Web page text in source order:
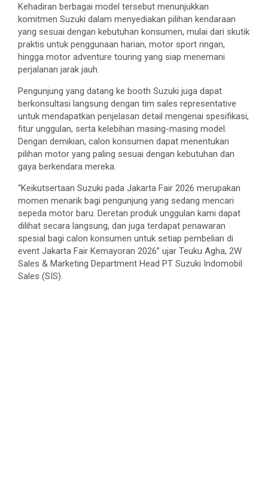
Kehadiran berbagai model tersebut menunjukkan
komitmen Suzuki dalam menyediakan pilihan kendaraan
yang sesuai dengan kebutuhan konsumen, mulai dari skutik
praktis untuk penggunaan harian, motor sport ringan,
hingga motor adventure touring yang siap menemani
perjalanan jarak jauh.
Pengunjung yang datang ke booth Suzuki juga dapat
berkonsultasi langsung dengan tim sales representative
untuk mendapatkan penjelasan detail mengenai spesifikasi,
fitur unggulan, serta kelebihan masing-masing model.
Dengan demikian, calon konsumen dapat menentukan
pilihan motor yang paling sesuai dengan kebutuhan dan
gaya berkendara mereka.
“Keikutsertaan Suzuki pada Jakarta Fair 2026 merupakan
momen menarik bagi pengunjung yang sedang mencari
sepeda motor baru. Deretan produk unggulan kami dapat
dilihat secara langsung, dan juga terdapat penawaran
spesial bagi calon konsumen untuk setiap pembelian di
event Jakarta Fair Kemayoran 2026” ujar Teuku Agha, 2W
Sales & Marketing Department Head PT Suzuki Indomobil
Sales (SIS).